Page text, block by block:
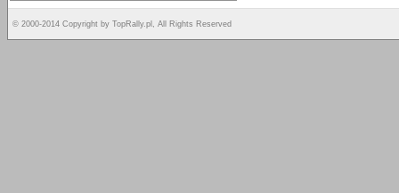
© 2000-2014 Copyright by TopRally.pl, All Rights Reserved